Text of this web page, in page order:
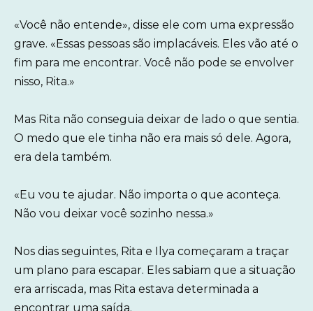
«Você não entende», disse ele com uma expressão
grave. «Essas pessoas são implacáveis. Eles vão até o
fim para me encontrar. Você não pode se envolver
nisso, Rita.»
Mas Rita não conseguia deixar de lado o que sentia.
O medo que ele tinha não era mais só dele. Agora,
era dela também.
«Eu vou te ajudar. Não importa o que aconteça.
Não vou deixar você sozinho nessa.»
Nos dias seguintes, Rita e Ilya começaram a traçar
um plano para escapar. Eles sabiam que a situação
era arriscada, mas Rita estava determinada a
encontrar uma saída.